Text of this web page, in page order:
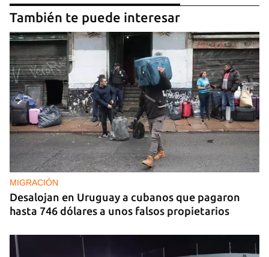
También te puede interesar
MIGRACIÓN
Desalojan en Uruguay a cubanos que pagaron
hasta 746 dólares a unos falsos propietarios